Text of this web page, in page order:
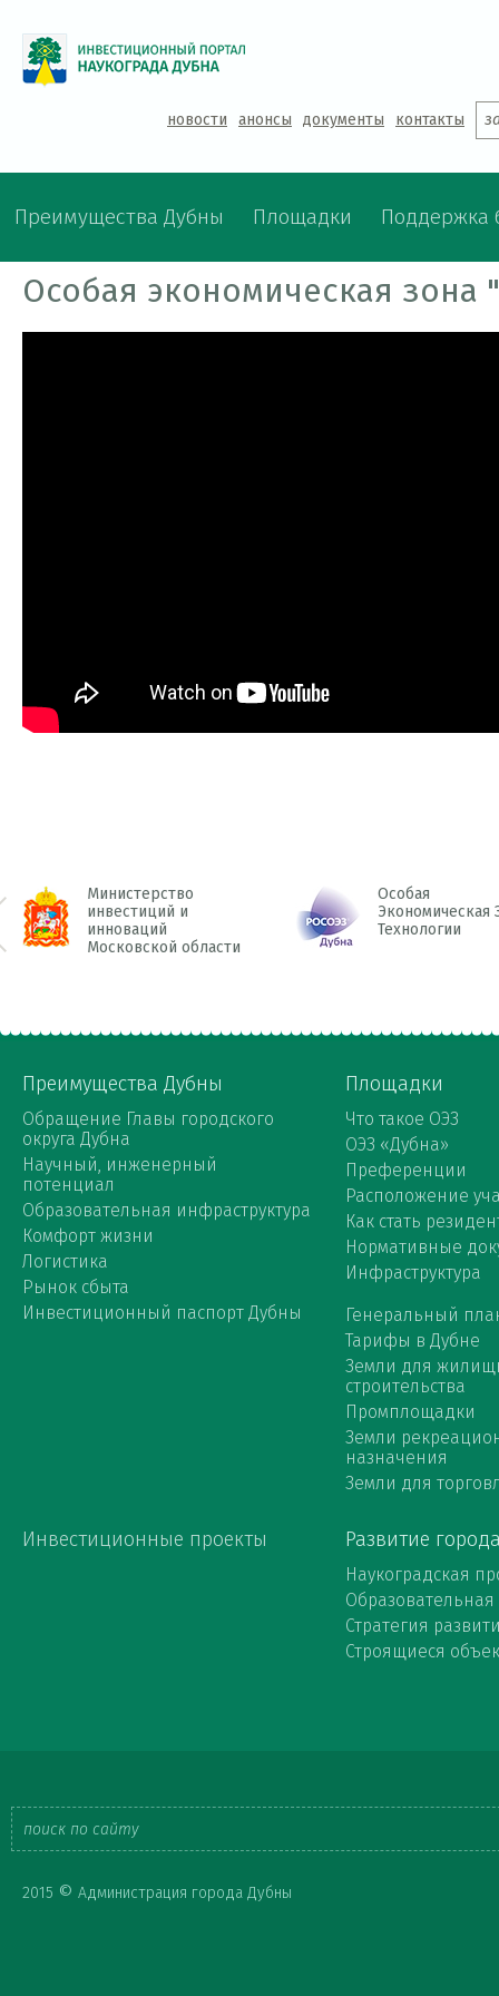
новости анонсы документы контакты
Преимущества Дубны Площадки Поддержка
Особая экономическая зона
Министерство
инвестиций и
инноваций
Московской области
Особая
Экономическая
Технологии
Преимущества Дубны
Обращение Главы городского
округа Дубна
Научный, инженерный
потенциал
Образовательная инфраструктура
Комфорт жизни
Логистика
Рынок сбыта
Инвестиционный паспорт Дубны
Площадки
Что такое ОЭЗ
ОЭЗ «Дубна»
Преференции
Расположение
Как стать
Нормативные
Инфраструктура
Генеральный
Тарифы в Дубне
Земли для
строительства
Промплощадки
Земли
назначения
Земли для
Инвестиционные проекты Развитие
Наукоградская
Стратегия
Строящиеся
2015 © Администрация города Дубны